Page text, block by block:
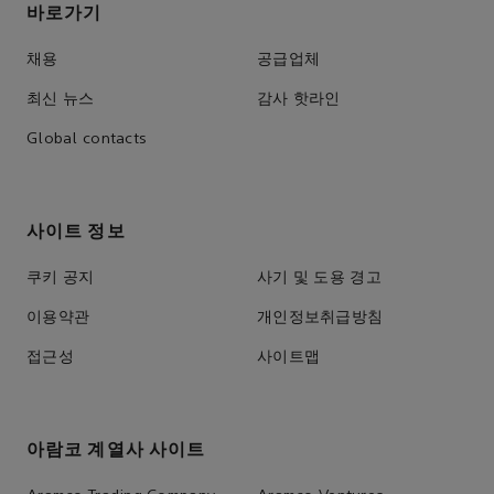
바로가기
채용 공급업체
최신 뉴스 감사 핫라인
Global contacts
사이트 정보
쿠키 공지 사기 및 도용 경고
이용약관 개인정보취급방침
접근성 사이트맵
아람코 계열사 사이트